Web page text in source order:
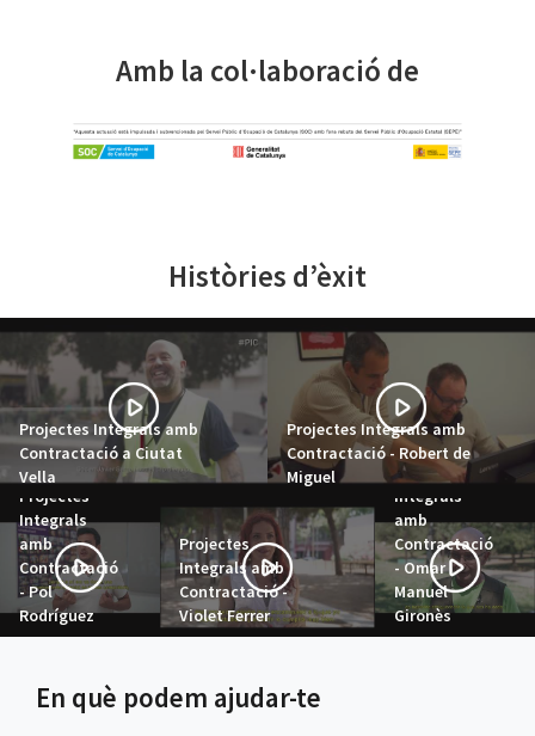
Amb la col·laboració de
Històries d’èxit
Projectes Integrals amb
Contractació a Ciutat
Vella
Projectes Integrals amb
Contractació - Robert de
Miguel
Projectes
Integrals
amb
Contractació
- Pol
Rodríguez
Projectes
Integrals amb
Contractació -
Violet Ferrer
Projectes
Integrals
amb
Contractació
- Omar
Manuel
Gironès
En què podem ajudar-te